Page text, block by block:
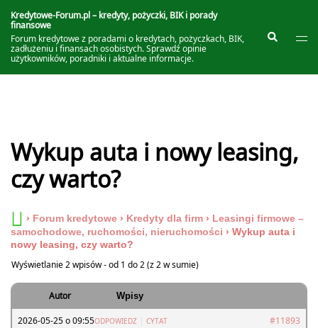
do
treści
Kredytowe-Forum.pl – kredyty, pożyczki, BIK i porady
finansowe
Forum kredytowe z poradami o kredytach, pożyczkach, BIK,
zadłużeniu i finansach osobistych. Sprawdź opinie
użytkowników, poradniki i aktualne informacje.
Szukaj
Wykup auta i nowy leasing,
czy warto?
› Forum kredytowe › Kredyty dla firm › Leasingi firmowe –
samochodowe, ruchomości, nieruchomości › Wykup auta i
nowy leasing, czy warto?
Wyświetlanie 2 wpisów - od 1 do 2 (z 2 w sumie)
Autor Wpisy
2026-05-25 o 09:55 #11893
ODPOWIEDZ CYTAT